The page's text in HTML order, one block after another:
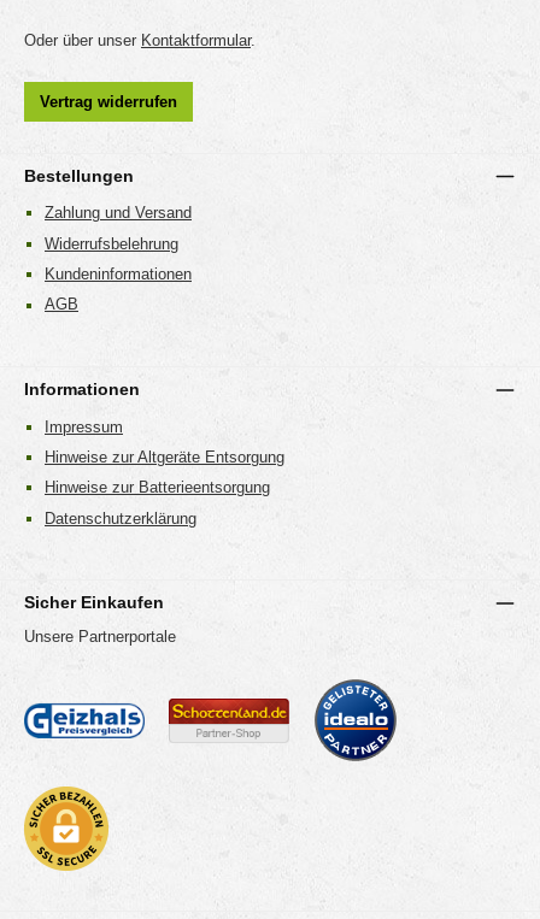
Oder über unser Kontaktformular.
Vertrag widerrufen
Bestellungen
Zahlung und Versand
Widerrufsbelehrung
Kundeninformationen
AGB
Informationen
Impressum
Hinweise zur Altgeräte Entsorgung
Hinweise zur Batterieentsorgung
Datenschutzerklärung
Sicher Einkaufen
Unsere Partnerportale